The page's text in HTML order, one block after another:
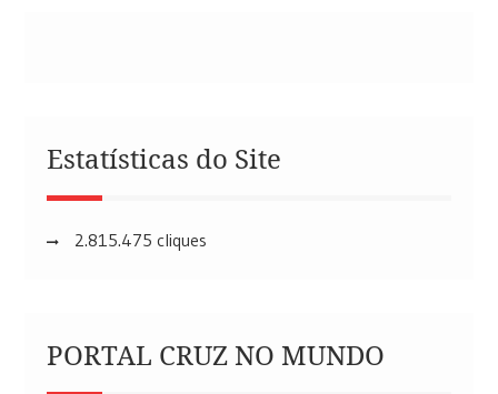
Estatísticas do Site
2.815.475 cliques
PORTAL CRUZ NO MUNDO